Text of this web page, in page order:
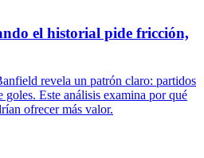
el historial pide fricción,
revela un patrón claro: partidos
goles. Este análisis examina por qué
ofrecer más valor.